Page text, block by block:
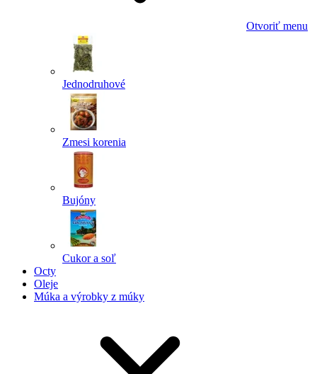
Otvoriť menu
Jednodruhové
Zmesi korenia
Bujóny
Cukor a soľ
Octy
Oleje
Múka a výrobky z múky